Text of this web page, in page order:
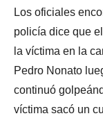
Los oficiales
policía dice que
la víctima en la
Pedro Nonato
continuó
víctima sacó un